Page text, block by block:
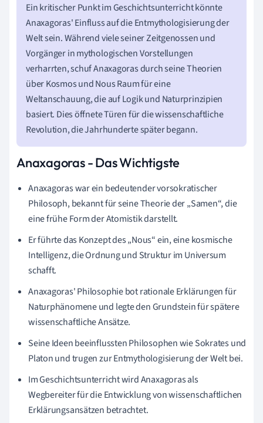
Ein kritischer Punkt im Geschichtsunterricht könnte
Anaxagoras' Einfluss auf die Entmythologisierung der
Welt sein. Während viele seiner Zeitgenossen und
Vorgänger in mythologischen Vorstellungen
verharrten, schuf Anaxagoras durch seine Theorien
über Kosmos und Nous Raum für eine
Weltanschauung, die auf Logik und Naturprinzipien
basiert. Dies öffnete Türen für die wissenschaftliche
Revolution, die Jahrhunderte später begann.
Anaxagoras - Das Wichtigste
Anaxagoras war ein bedeutender vorsokratischer
Philosoph, bekannt für seine Theorie der „Samen“, die
eine frühe Form der Atomistik darstellt.
Er führte das Konzept des „Nous“ ein, eine kosmische
Intelligenz, die Ordnung und Struktur im Universum
schafft.
Anaxagoras' Philosophie bot rationale Erklärungen für
Naturphänomene und legte den Grundstein für spätere
wissenschaftliche Ansätze.
Seine Ideen beeinflussten Philosophen wie Sokrates und
Platon und trugen zur Entmythologisierung der Welt bei.
Im Geschichtsunterricht wird Anaxagoras als
Wegbereiter für die Entwicklung von wissenschaftlichen
Erklärungsansätzen betrachtet.